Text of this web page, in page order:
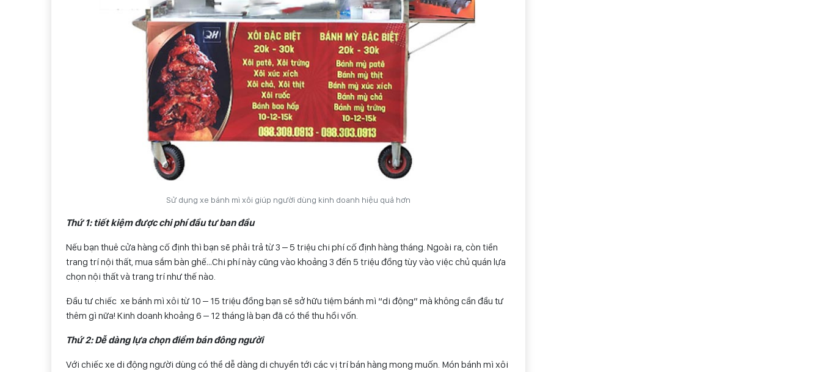
Sử dụng xe bánh mì xôi giúp người dùng kinh doanh hiệu quả hơn
Thứ 1: tiết kiệm được chi phí đầu tư ban đầu
Nếu bạn thuê cửa hàng cố định thì bạn sẽ phải trả từ 3 – 5 triệu chi phí cố định hàng tháng. Ngoài ra, còn tiền
trang trí nội thất, mua sắm bàn ghế…Chi phí này cũng vào khoảng 3 đến 5 triệu đồng tùy vào việc chủ quán lựa
chọn nội thất và trang trí như thế nào.
Đầu tư chiếc xe bánh mì xôi từ 10 – 15 triệu đồng bạn sẽ sở hữu tiệm bánh mì “di động” mà không cần đầu tư
thêm gì nữa! Kinh doanh khoảng 6 – 12 tháng là bạn đã có thể thu hồi vốn.
Thứ 2: Dễ dàng lựa chọn điểm bán đông người
Với chiếc xe di động người dùng có thể dễ dàng di chuyển tới các vị trí bán hàng mong muốn. Món bánh mì xôi